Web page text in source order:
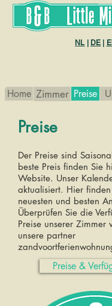
B&B Little Miss sunshine
NL DE
Home Zimmer Preise
Preise
Der Preise sind
beste Preis finden Sie
Website. Unser
aktualisiert. Hier
neuesten und besten
Überprüfen Sie die
Preise unserer
unsere partner
Preise &